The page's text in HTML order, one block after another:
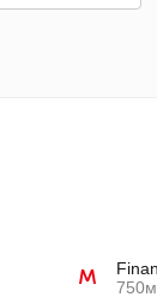
750м